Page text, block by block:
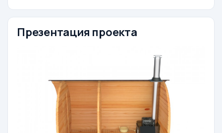
Презентация проекта